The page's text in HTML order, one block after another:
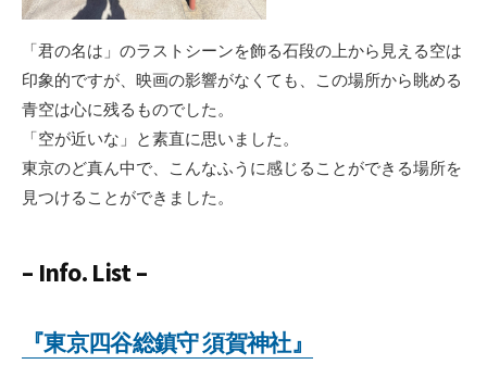
「君の名は」のラストシーンを飾る石段の上から見える空は
印象的ですが、映画の影響がなくても、この場所から眺める
青空は心に残るものでした。
「空が近いな」と素直に思いました。
東京のど真ん中で、こんなふうに感じることができる場所を
見つけることができました。
– Info. List –
『東京四谷総鎮守 須賀神社』